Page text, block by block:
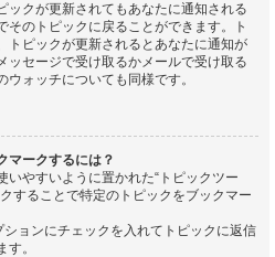
ックが更新されてもあなたに通知される
そのトピックに戻ることができます。ト
トピックが更新されるとあなたに通知が
ッセージで受け取るかメールで受け取る
ォッチについても同様です。
マークするには？
いやすいように置かれた“トピックツー
することで特定のトピックをブックマー
ションにチェックを入れてトピックに返信
。